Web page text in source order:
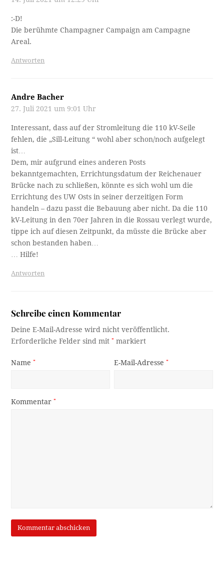
:-D!
Die berühmte Champagner Campaign am Campagne
Areal.
Antworten
Andre Bacher
27. Juli 2021 um 9:01 Uhr
Interessant, dass auf der Stromleitung die 110 kV-Seile
fehlen, die „Sill-Leitung “ wohl aber schon/noch aufgelegt
ist…
Dem, mir aufgrund eines anderen Posts
bekanntgemachten, Errichtungsdatum der Reichenauer
Brücke nach zu schließen, könnte es sich wohl um die
Errichtung des UW Osts in seiner derzeitigen Form
handeln – dazu passt die Bebauung aber nicht. Da die 110
kV-Leitung in den 70er Jahren in die Rossau verlegt wurde,
tippe ich auf diesen Zeitpunkt, da müsste die Brücke aber
schon bestanden haben…
… Hilfe!
Antworten
Schreibe einen Kommentar
Deine E-Mail-Adresse wird nicht veröffentlicht.
Erforderliche Felder sind mit* markiert
Name* E-Mail-Adresse*
Kommentar*